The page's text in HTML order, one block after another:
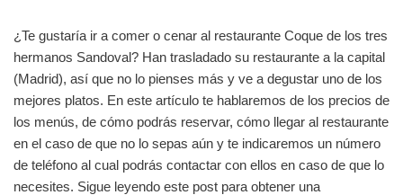
¿Te gustaría ir a comer o cenar al restaurante Coque de los tres
hermanos Sandoval? Han trasladado su restaurante a la capital
(Madrid), así que no lo pienses más y ve a degustar uno de los
mejores platos. En este artículo te hablaremos de los precios de
los menús, de cómo podrás reservar, cómo llegar al restaurante
en el caso de que no lo sepas aún y te indicaremos un número
de teléfono al cual podrás contactar con ellos en caso de que lo
necesites. Sigue leyendo este post para obtener una